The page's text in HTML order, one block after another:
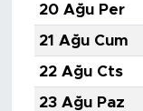
20 Ağu Per
21 Ağu Cum
22 Ağu Cts
23 Ağu Paz